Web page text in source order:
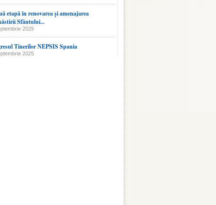
etapă în renovarea și amenajarea
Sfântului...
2025
Tinerilor NEPSIS Spania
2025